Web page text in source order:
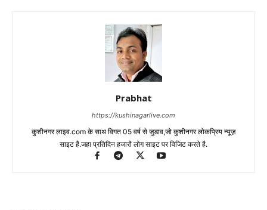
Prabhat
https://kushinagarlive.com
कुशीनगर लाइव.com के साथ विगत 05 वर्ष से जुडाव,जो कुशीनगर लोकप्रिय न्यूज़
साइट है.जहा प्रतिदिन हजारों लोग साइट पर विजिट करते है.